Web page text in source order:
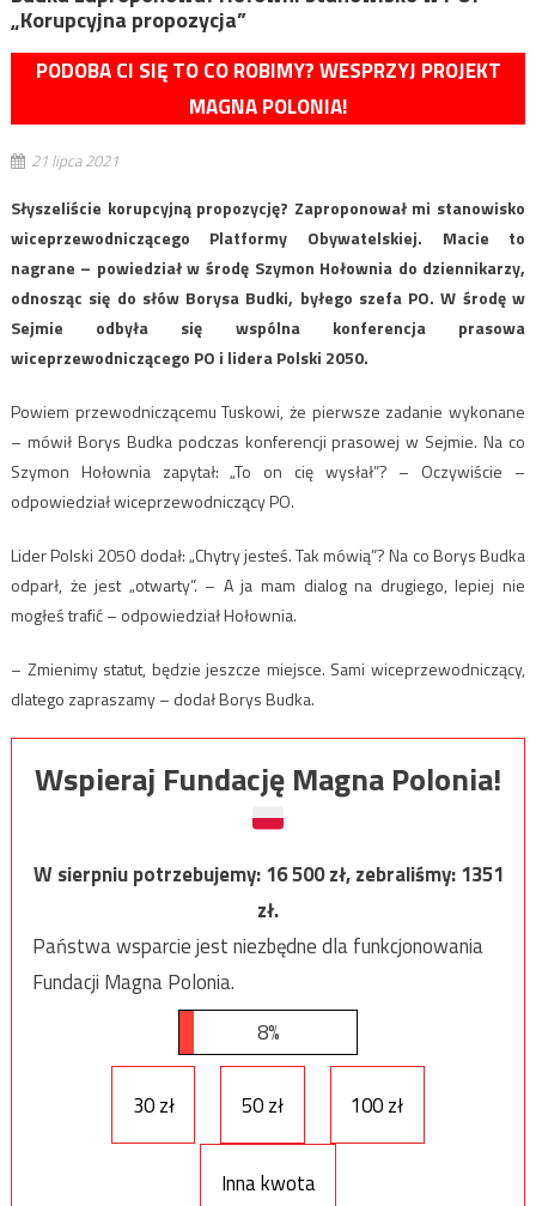
„Korupcyjna propozycja”
PODOBA CI SIĘ TO CO ROBIMY? WESPRZYJ PROJEKT
MAGNA POLONIA!
21 lipca 2021
Słyszeliście korupcyjną propozycję? Zaproponował mi stanowisko
wiceprzewodniczącego Platformy Obywatelskiej. Macie to
nagrane – powiedział w środę Szymon Hołownia do dziennikarzy,
odnosząc się do słów Borysa Budki, byłego szefa PO. W środę w
Sejmie odbyła się wspólna konferencja prasowa
wiceprzewodniczącego PO i lidera Polski 2050.
Powiem przewodniczącemu Tuskowi, że pierwsze zadanie wykonane
– mówił Borys Budka podczas konferencji prasowej w Sejmie. Na co
Szymon Hołownia zapytał: „To on cię wysłał”? – Oczywiście –
odpowiedział wiceprzewodniczący PO.
Lider Polski 2050 dodał: „Chytry jesteś. Tak mówią”? Na co Borys Budka
odparł, że jest „otwarty”. – A ja mam dialog na drugiego, lepiej nie
mogłeś trafić – odpowiedział Hołownia.
– Zmienimy statut, będzie jeszcze miejsce. Sami wiceprzewodniczący,
dlatego zapraszamy – dodał Borys Budka.
Wspieraj Fundację Magna Polonia!
W sierpniu potrzebujemy:16 500zł, zebraliśmy:1351
zł.
Państwa wsparcie jest niezbędne dla funkcjonowania
Fundacji Magna Polonia.
8%
30 zł 50 zł 100 zł
Inna kwota